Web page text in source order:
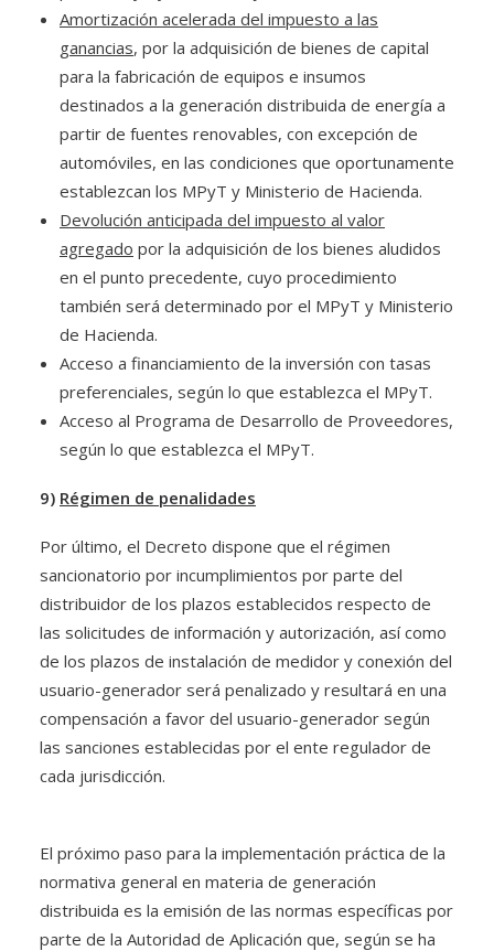
Amortización acelerada del impuesto a las
ganancias, por la adquisición de bienes de capital
para la fabricación de equipos e insumos
destinados a la generación distribuida de energía a
partir de fuentes renovables, con excepción de
automóviles, en las condiciones que oportunamente
establezcan los MPyT y Ministerio de Hacienda.
Devolución anticipada del impuesto al valor
agregado por la adquisición de los bienes aludidos
en el punto precedente, cuyo procedimiento
también será determinado por el MPyT y Ministerio
de Hacienda.
Acceso a financiamiento de la inversión con tasas
preferenciales, según lo que establezca el MPyT.
Acceso al Programa de Desarrollo de Proveedores,
según lo que establezca el MPyT.
9) Régimen de penalidades
Por último, el Decreto dispone que el régimen
sancionatorio por incumplimientos por parte del
distribuidor de los plazos establecidos respecto de
las solicitudes de información y autorización, así como
de los plazos de instalación de medidor y conexión del
usuario-generador será penalizado y resultará en una
compensación a favor del usuario-generador según
las sanciones establecidas por el ente regulador de
cada jurisdicción.
El próximo paso para la implementación práctica de la
normativa general en materia de generación
distribuida es la emisión de las normas específicas por
parte de la Autoridad de Aplicación que, según se ha